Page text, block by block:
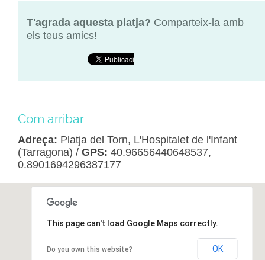
T'agrada aquesta platja? Comparteix-la amb
els teus amics!
Com arribar
Adreça: Platja del Torn, L'Hospitalet de l'Infant
(Tarragona) / GPS: 40.96656440648537,
0.8901694296387177
This page can't load Google Maps correctly.
Do you own this website? OK